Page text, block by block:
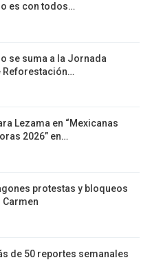
es con todos…
se suma a la Jornada
Reforestación…
Lezama en “Mexicanas
2026” en…
protestas y bloqueos
Carmen
de 50 reportes semanales